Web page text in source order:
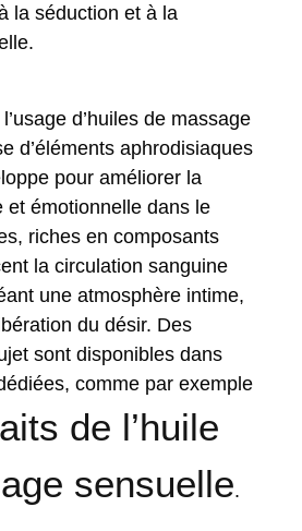
la séduction et à la
d’huiles de massage
d’éléments aphrodisiaques
pour améliorer la
et émotionnelle dans le
riches en composants
la circulation sanguine
une atmosphère intime,
du désir. Des
sont disponibles dans
comme par exemple
de l’huile
sensuelle.